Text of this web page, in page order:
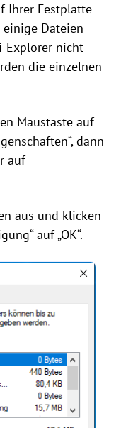
Ihrer Festplatte
Dateien
Explorer nicht
die einzelnen
Maustaste auf
dann
auf
aus und klicken
auf „OK“.